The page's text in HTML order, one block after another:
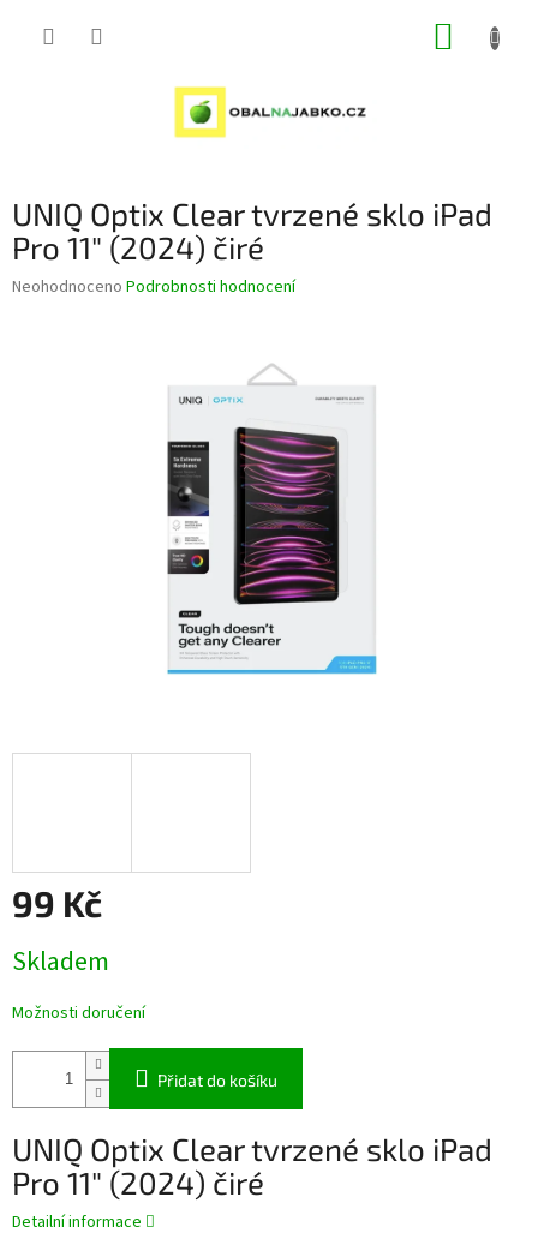
UNIQ Optix Clear tvrzené sklo iPad
Pro 11" (2024) čiré
Průměrné
Neohodnoceno Podrobnosti hodnocení
99 Kč
cena:
Skladem
Možnosti doručení
Přidat do košíku
UNIQ Optix Clear tvrzené sklo iPad
Pro 11" (2024) čiré
Detailní informace